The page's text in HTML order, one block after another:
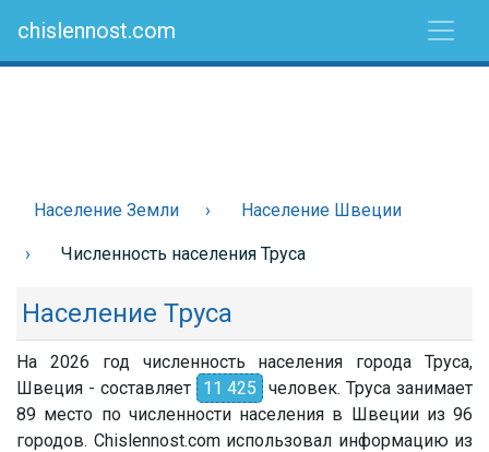
chislennost.com
Население Земли Население Швеции
Численность населения Труса
Население Труса
На 2026 год численность населения города Труса,
Швеция - составляет
11 425
человек. Труса занимает
89 место по численности населения в Швеции из 96
городов. Chislennost.com использовал информацию из